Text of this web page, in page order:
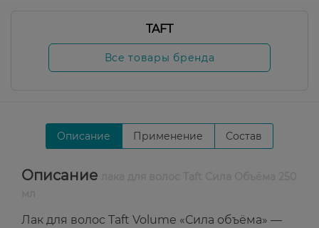
TAFT
Все товары бренда
Описание Применение Состав
Описание
Лак для волос Taft Volume «Сила объёма» —